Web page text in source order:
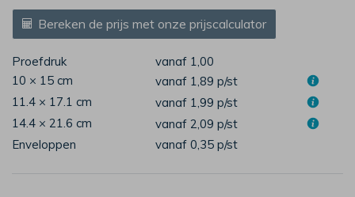
Bereken de prijs met onze prijscalculator
Proefdruk
vanaf 1,00
10 × 15 cm
vanaf 1,89 p/st
11.4 × 17.1 cm
vanaf 1,99 p/st
14.4 × 21.6 cm
vanaf 2,09 p/st
Enveloppen
vanaf 0,35 p/st